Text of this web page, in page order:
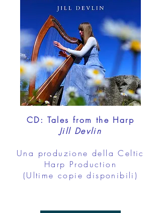
CD: Tales from the Harp
Jill Devlin
Una produzione della Celtic
Harp Production
(Ultime copie disponibili)